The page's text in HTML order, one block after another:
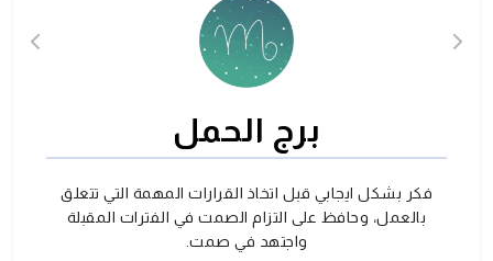
برج الحمل
فكر بشكل ايجابي قبل اتخاذ القرارات المهمة التي تتعلق
بالعمل، وحافظ على التزام الصمت في الفترات المقبلة
واجتهد في صمت.